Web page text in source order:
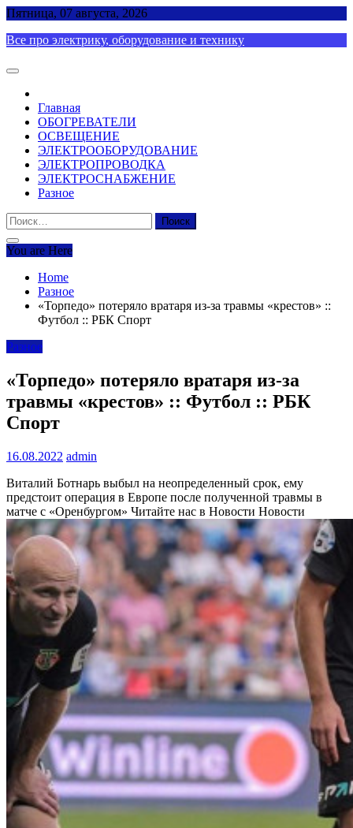
Skip
content
Пятница, 07 августа, 2026
Все про электрику, оборудование и технику
Главная
ОБОГРЕВАТЕЛИ
ОСВЕЩЕНИЕ
ЭЛЕКТРООБОРУДОВАНИЕ
ЭЛЕКТРОПРОВОДКА
ЭЛЕКТРОСНАБЖЕНИЕ
Разное
Найти:
You are Here
Home
Разное
«Торпедо» потеряло вратаря из-за травмы «крестов» ::
Футбол :: РБК Спорт
Разное
«Торпедо» потеряло вратаря из-за
травмы «крестов» :: Футбол :: РБК
Спорт
16.08.2022 admin
Виталий Ботнарь выбыл на неопределенный срок, ему
предстоит операция в Европе после полученной травмы в
матче с «Оренбургом» Читайте нас в Новости Новости